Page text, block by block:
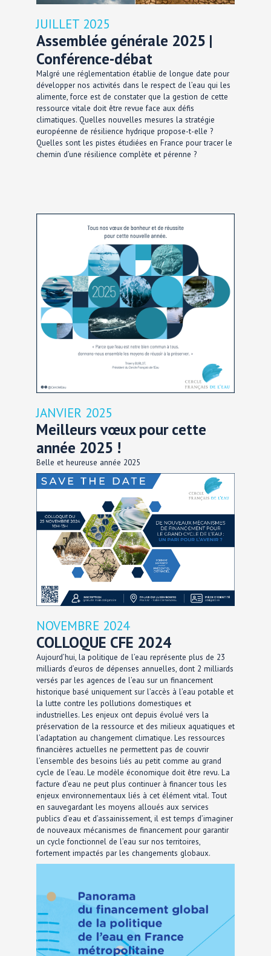
JUILLET 2025
Assemblée générale 2025 |
Conférence-débat
Malgré une réglementation établie de longue date pour
développer nos activités dans le respect de l’eau qui les
alimente, force est de constater que la gestion de cette
ressource vitale doit être revue face aux défis
climatiques. Quelles nouvelles mesures la stratégie
européenne de résilience hydrique propose-t-elle ?
Quelles sont les pistes étudiées en France pour tracer le
chemin d’une résilience complète et pérenne ?
JANVIER 2025
Meilleurs vœux pour cette
année 2025 !
Belle et heureuse année 2025
NOVEMBRE 2024
COLLOQUE CFE 2024
Aujourd’hui, la politique de l’eau représente plus de 23
milliards d’euros de dépenses annuelles, dont 2 milliards
versés par les agences de l’eau sur un financement
historique basé uniquement sur l’accès à l’eau potable et
la lutte contre les pollutions domestiques et
industrielles. Les enjeux ont depuis évolué vers la
préservation de la ressource et des milieux aquatiques et
l’adaptation au changement climatique. Les ressources
financières actuelles ne permettent pas de couvrir
l’ensemble des besoins liés au petit comme au grand
cycle de l’eau. Le modèle économique doit être revu. La
facture d’eau ne peut plus continuer à financer tous les
enjeux environnementaux liés à cet élément vital. Tout
en sauvegardant les moyens alloués aux services
publics d’eau et d’assainissement, il est temps d’imaginer
de nouveaux mécanismes de financement pour garantir
un cycle fonctionnel de l’eau sur nos territoires,
fortement impactés par les changements globaux.